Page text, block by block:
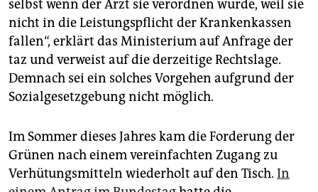
selbst wenn der Arzt sie verordnen würde, weil sie
nicht in die Leistungspflicht der Krankenkassen
fallen“, erklärt das Ministerium auf Anfrage der
taz und verweist auf die derzeitige Rechtslage.
Demnach sei ein solches Vorgehen aufgrund der
Sozialgesetzgebung nicht möglich.
Im Sommer dieses Jahres kam die Forderung der
Grünen nach einem vereinfachten Zugang zu
Verhütungsmitteln wiederholt auf den Tisch. In